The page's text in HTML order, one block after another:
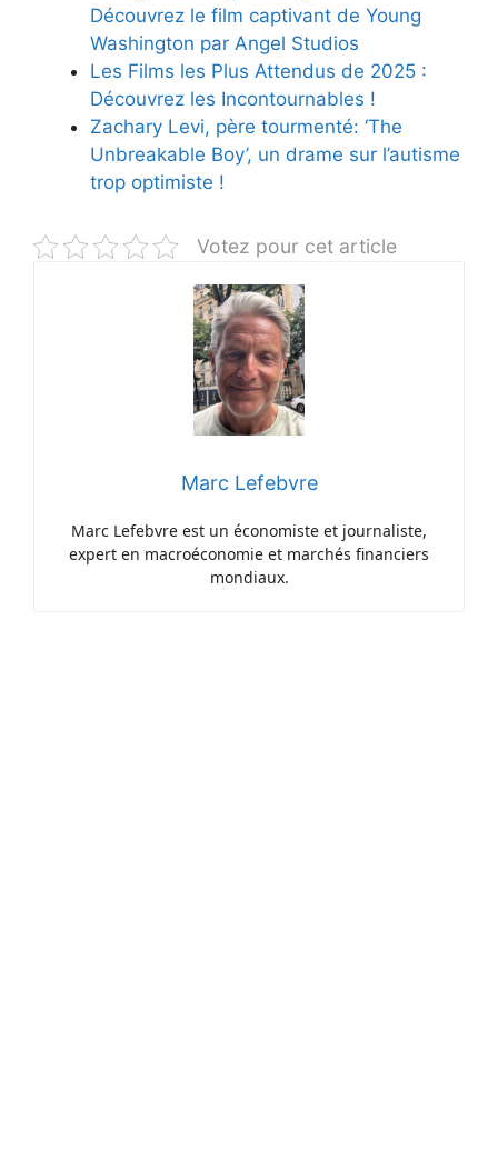
Découvrez le film captivant de Young
Washington par Angel Studios
Les Films les Plus Attendus de 2025 :
Découvrez les Incontournables !
Zachary Levi, père tourmenté: ‘The
Unbreakable Boy’, un drame sur l’autisme
trop optimiste !
Votez pour cet article
Marc Lefebvre
Marc Lefebvre est un économiste et journaliste,
expert en macroéconomie et marchés financiers
mondiaux.